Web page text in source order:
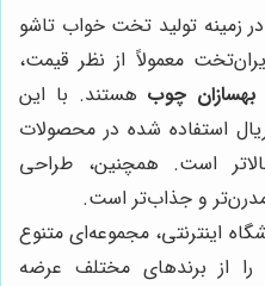
زمینه تولید تخت خواب تاشو
معمولاً از نظر قیمت،
بهسازان چوب هستند. با این
استفاده شده در محصولات
است. همچنین، طراحی
و جذاب‌تر است.
اینترنتی، مجموعه‌ای متنوع
از برندهای مختلف عرضه